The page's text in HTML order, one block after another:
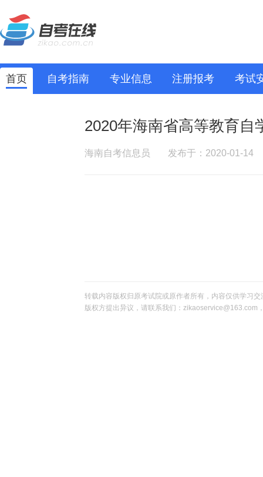
首页 自考指南 专业信息 注册报考 考试
2020年海南省高等教育自
海南自考信息员 发布于：2020-01-14
转载内容版权归原考试院或原作者所有，内容仅供学习
版权方提出异议，请联系我们：zikaoservice@163.com